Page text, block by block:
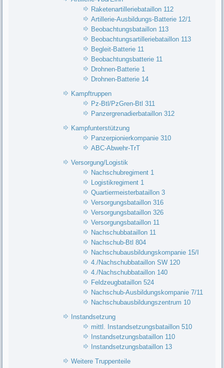
Raketenartilleriebataillon 112
Artillerie-Ausbildungs-Batterie 12/1
Beobachtungsbataillon 113
Beobachtungsartilleriebataillon 113
Begleit-Batterie 11
Beobachtungsbatterie 11
Drohnen-Batterie 1
Drohnen-Batterie 14
Kampftruppen
Pz-Btl/PzGren-Btl 311
Panzergrenadierbataillon 312
Kampfunterstützung
Panzerpionierkompanie 310
ABC-Abwehr-TrT
Versorgung/Logistik
Nachschubregiment 1
Logistikregiment 1
Quartiermeisterbataillon 3
Versorgungsbataillon 316
Versorgungsbataillon 326
Versorgungsbataillon 11
Nachschubbataillon 11
Nachschub-Btl 804
Nachschubausbildungskompanie 15/I
4./Nachschubbataillon SW 120
4./Nachschubbataillon 140
Feldzeugbataillon 524
Nachschub-Ausbildungskompanie 7/11
Nachschubausbildungszentrum 10
Instandsetzung
mittl. Instandsetzungsbataillon 510
Instandsetzungsbataillon 110
Instandsetzungsbataillon 13
Weitere Truppenteile